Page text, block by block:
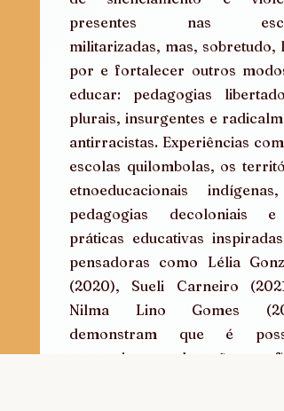
presentes nas
militarizadas, mas, sobretudo,
por e fortalecer outros
educar: pedagogias
plurais, insurgentes e
antirracistas. Experiências
escolas quilombolas, os
etnoeducacionais
pedagogias decoloniais e
práticas educativas inspiradas
pensadoras como Lélia
(2020), Sueli Carneiro
Nilma Lino Gomes
demonstram que é
construir uma educação que